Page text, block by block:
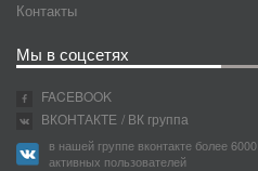
Контакты
Мы в соцсетях
FACEBOOK
ВКОНТАКТЕ / ВК группа
в нашей группе вконтакте более 6000
активных пользователей